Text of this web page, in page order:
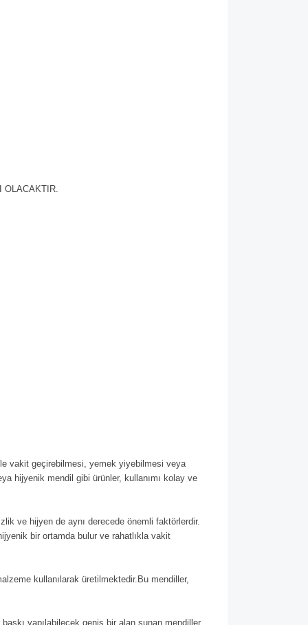
OLACAKTIR.
vakit geçirebilmesi, yemek yiyebilmesi veya
hijyenik mendil gibi ürünler, kullanımı kolay ve
ve hijyen de aynı derecede önemli faktörlerdir.
bir ortamda bulur ve rahatlıkla vakit
kullanılarak üretilmektedir.Bu mendiller,
yapılabilecek geniş bir alan sunan mendiller,